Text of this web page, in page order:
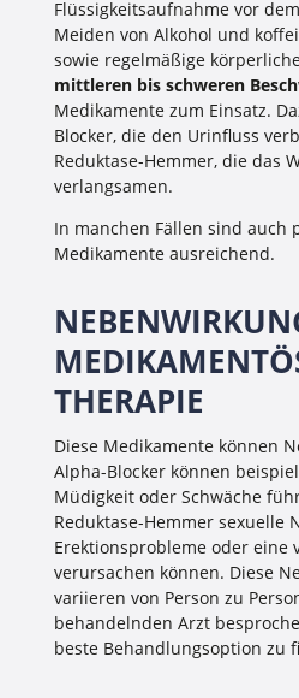
Flüssigkeitsaufnahme vor
Meiden von Alkohol und
sowie regelmäßige
mittleren bis schweren
Medikamente zum Einsatz.
Blocker, die den Urinfluss
Reduktase-Hemmer, die das
verlangsamen.
In manchen Fällen sind auch
Medikamente ausreichend.
THERAPIE
Diese Medikamente können
Alpha-Blocker können
Müdigkeit oder Schwäche
Reduktase-Hemmer sexuelle
Erektionsprobleme oder eine
verursachen können. Diese
variieren von Person zu
behandelnden Arzt
beste Behandlungsoption zu